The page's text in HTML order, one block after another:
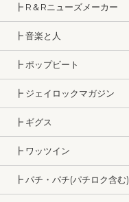
┣ R＆Rニューズメーカー
┣ 音楽と人
┣ ポップビート
┣ ジェイロックマガジン
┣ ギグス
┣ ワッツイン
┣ パチ・パチ(パチロク含む)